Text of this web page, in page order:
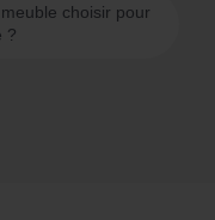
choisir pour
?